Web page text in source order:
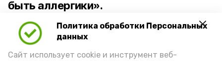
Политика обработки Персональных
данных
Сайт использует cookie и инструмент веб-
быть аллергики».
Для взрослого человека безопасной
порцией икры считается 30-50 граммов
(2-3 ложки). При этом следует обратить